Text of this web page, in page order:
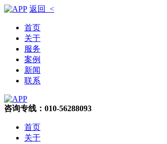
返回 <
首页
关于
服务
案例
新闻
联系
咨询专线：010-56288093
首页
关于